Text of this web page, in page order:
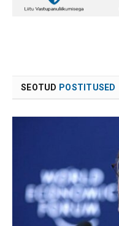
SEOTUD POSTITUSED